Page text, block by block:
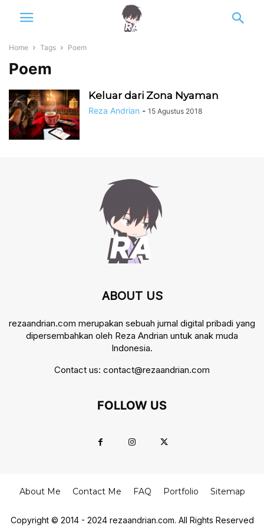
Home Tags Poem
Poem
Keluar dari Zona Nyaman
Reza Andrian - 15 Agustus 2018
ABOUT US
rezaandrian.com merupakan sebuah jurnal digital pribadi yang
dipersembahkan oleh Reza Andrian untuk anak muda
Indonesia.
Contact us: contact@rezaandrian.com
FOLLOW US
About Me Contact Me FAQ Portfolio Sitemap
Copyright © 2014 - 2024 rezaandrian.com. All Rights Reserved